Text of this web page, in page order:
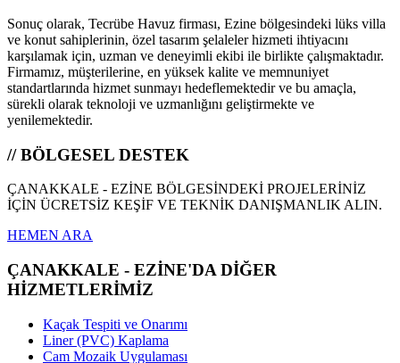
Sonuç olarak, Tecrübe Havuz firması, Ezine bölgesindeki lüks villa
ve konut sahiplerinin, özel tasarım şelaleler hizmeti ihtiyacını
karşılamak için, uzman ve deneyimli ekibi ile birlikte çalışmaktadır.
Firmamız, müşterilerine, en yüksek kalite ve memnuniyet
standartlarında hizmet sunmayı hedeflemektedir ve bu amaçla,
sürekli olarak teknoloji ve uzmanlığını geliştirmekte ve
yenilemektedir.
// BÖLGESEL DESTEK
ÇANAKKALE - EZİNE BÖLGESİNDEKİ PROJELERİNİZ
İÇİN ÜCRETSİZ KEŞİF VE TEKNİK DANIŞMANLIK ALIN.
HEMEN ARA
ÇANAKKALE - EZİNE'DA DİĞER
HİZMETLERİMİZ
Kaçak Tespiti ve Onarımı
Liner (PVC) Kaplama
Cam Mozaik Uygulaması